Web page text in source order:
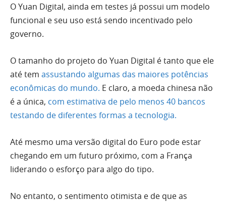
O Yuan Digital, ainda em testes já possui um modelo
funcional e seu uso está sendo incentivado pelo
governo.
O tamanho do projeto do Yuan Digital é tanto que ele
até tem assustando algumas das maiores potências
econômicas do mundo. E claro, a moeda chinesa não
é a única, com estimativa de pelo menos 40 bancos
testando de diferentes formas a tecnologia.
Até mesmo uma versão digital do Euro pode estar
chegando em um futuro próximo, com a França
liderando o esforço para algo do tipo.
No entanto, o sentimento otimista e de que as